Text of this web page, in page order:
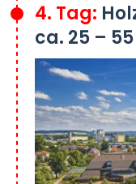
4. Tag:
ca. 25 –